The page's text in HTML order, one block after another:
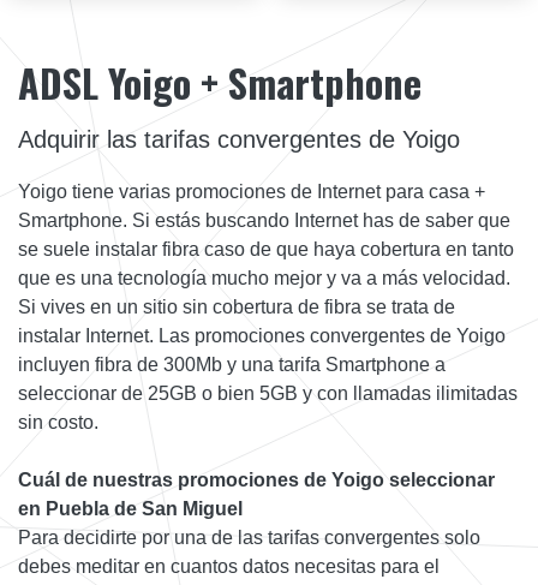
ADSL Yoigo + Smartphone
Adquirir las tarifas convergentes de Yoigo
Yoigo tiene varias promociones de Internet para casa +
Smartphone. Si estás buscando Internet has de saber que
se suele instalar fibra caso de que haya cobertura en tanto
que es una tecnología mucho mejor y va a más velocidad.
Si vives en un sitio sin cobertura de fibra se trata de
instalar Internet. Las promociones convergentes de Yoigo
incluyen fibra de 300Mb y una tarifa Smartphone a
seleccionar de 25GB o bien 5GB y con llamadas ilimitadas
sin costo.
Cuál de nuestras promociones de Yoigo seleccionar
en Puebla de San Miguel
Para decidirte por una de las tarifas convergentes solo
debes meditar en cuantos datos necesitas para el